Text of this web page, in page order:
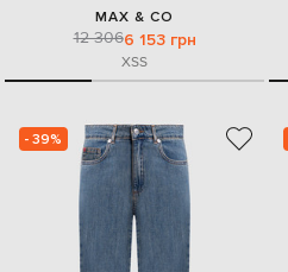
MAX & CO
12 3066 153 грн
XSS
- 39%